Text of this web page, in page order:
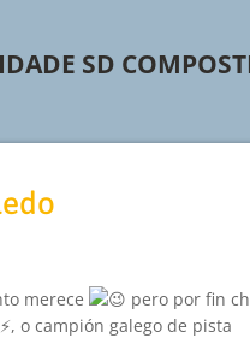
SD
merece
pero por fin
, o campión galego de pista